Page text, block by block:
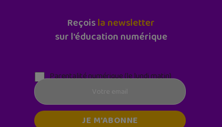
Reçoisla newsletter
sur l'éducation numérique
Parentalité numérique (le lundi matin)